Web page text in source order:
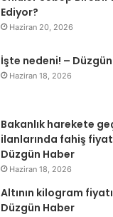
Ediyor?
Haziran 20, 2026
İşte nedeni! –
Haziran 18, 2026
Bakanlık harekete
ilanlarında fahiş
Düzgün Haber
Haziran 18, 2026
Altının kilogram
Düzgün Haber